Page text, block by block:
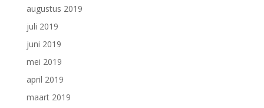
augustus 2019
juli 2019
juni 2019
mei 2019
april 2019
maart 2019